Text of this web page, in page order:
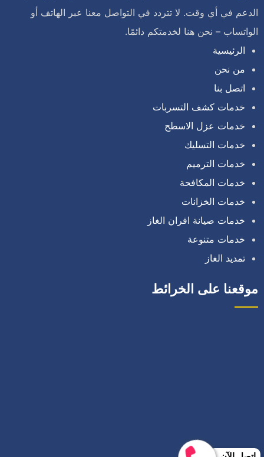
الدعم في أي وقت. لا تتردد في التواصل معنا عبر الهاتف أو
الواتساب – نحن هنا لخدمتكم دائمًا.
الرئيسية
من نحن
اتصل بنا
خدمات كشف التسربات
خدمات عزل الاسطح
خدمات التسليك
خدمات الترميم
خدمات المكافحة
خدمات الخزانات
خدمات صيانة افران الغاز
خدمات متنوعة
تمديد الغاز
موقعنا على الخرائط